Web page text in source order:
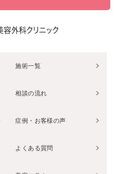
施術一覧
相談の流れ
症例・お客様の声
よくある質問